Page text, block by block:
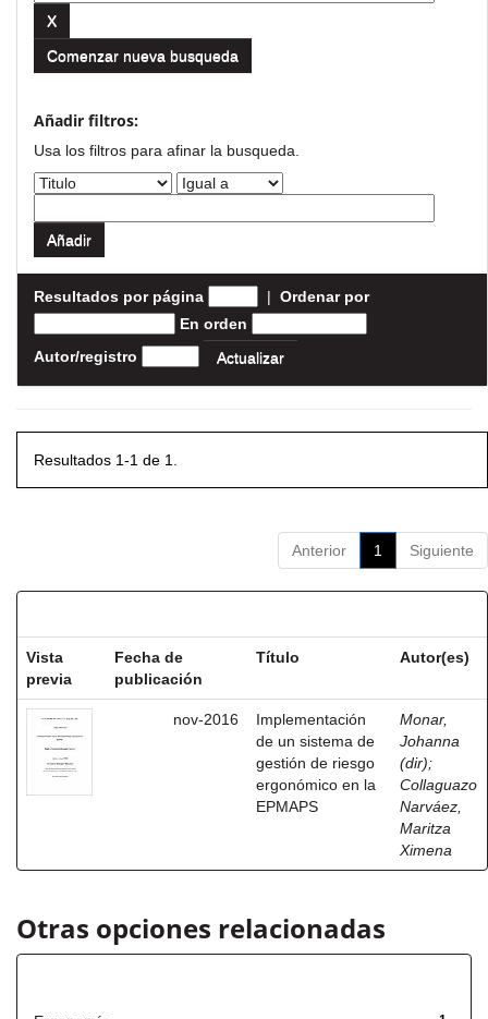
Comenzar nueva busqueda
Añadir filtros:
Usa los filtros para afinar la busqueda.
Resultados por página | Ordenar por
En orden
Autor/registro
Resultados 1-1 de 1.
Anterior 1 Siguiente
Vista
previa
Fecha de
publicación
Título Autor(es)
nov-2016
Implementación
de un sistema de
gestión de riesgo
ergonómico en la
EPMAPS
Monar,
Johanna
(dir);
Collaguazo
Narváez,
Maritza
Ximena
Otras opciones relacionadas